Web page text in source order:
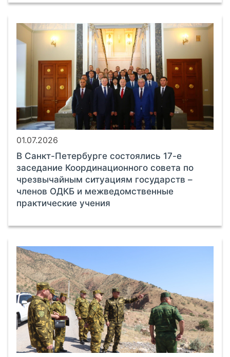
01.07.2026
В Санкт-Петербурге состоялись 17-е
заседание Координационного совета по
чрезвычайным ситуациям государств –
членов ОДКБ и межведомственные
практические учения